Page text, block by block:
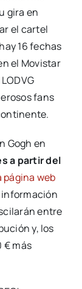
gira en
el cartel
16 fechas
el Movistar
fans
Gogh en
a partir del
página web
información
entre
y, los
€ más